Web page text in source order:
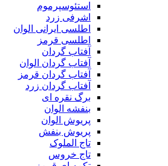
استئوسپرموم
اشرفی زرد
اطلسی ایرانی الوان
اطلسی قرمز
آفتاب گردان
آفتاب گردان الوان
آفتاب گردان قرمز
آفتاب گردان زرد
برگ نقره ای
بنفشه الوان
پریوش الوان
پریوش بنفش
تاج الملوک
تاج خروس